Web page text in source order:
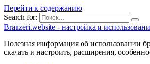
Перейти к содержанию
Search for:
Brauzeri.website - настройка и
Полезная информация об использовании
скачать и настроить, расширения,